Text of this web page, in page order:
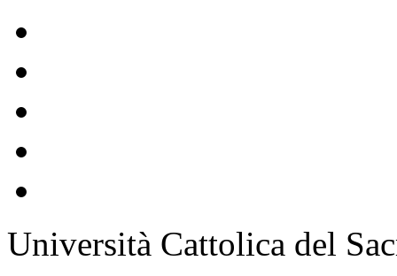
Università Cattolica del